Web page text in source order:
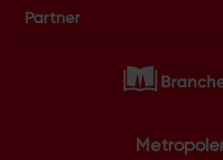
Partner